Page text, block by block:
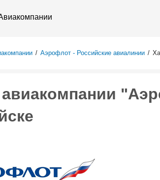
/ Аэрофлот - Российские авиалинии /